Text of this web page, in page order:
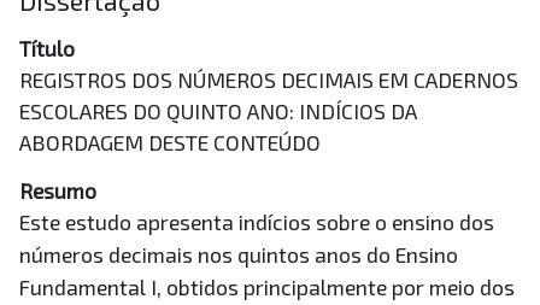
Título
REGISTROS DOS NÚMEROS DECIMAIS EM CADERNOS
ESCOLARES DO QUINTO ANO: INDÍCIOS DA
ABORDAGEM DESTE CONTEÚDO
Resumo
Este estudo apresenta indícios sobre o ensino dos
números decimais nos quintos anos do Ensino
Fundamental I, obtidos principalmente por meio dos